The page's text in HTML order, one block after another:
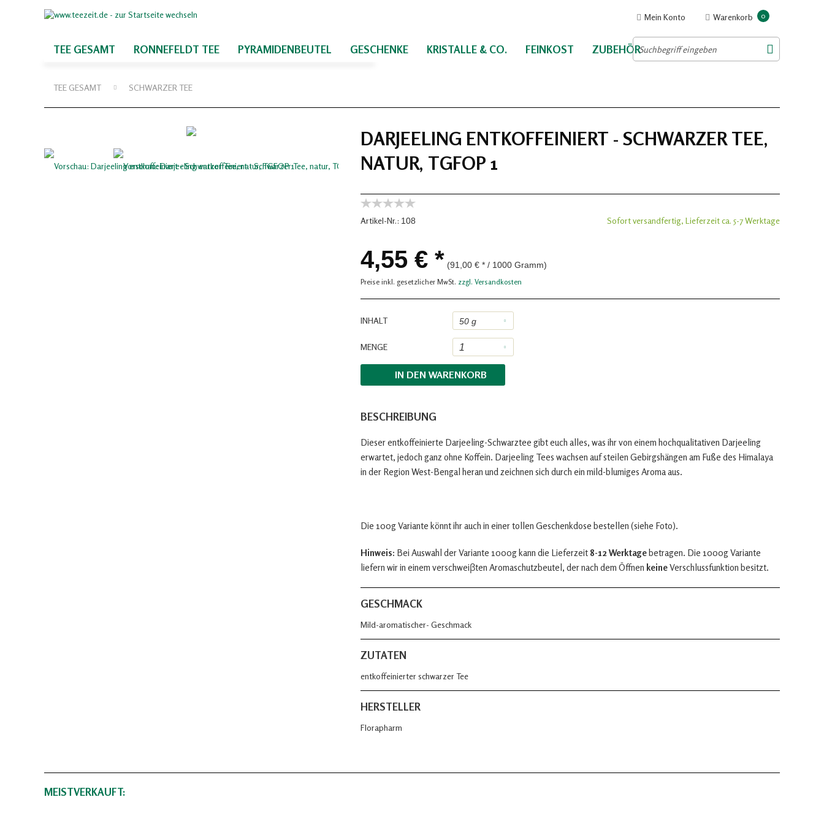
Warenkorb 0
Mein Konto
TEE GESAMT RONNEFELDT TEE PYRAMIDENBEUTEL GESCHENKE KRISTALLE & CO. FEINKOST ZUBEHÖR
TEE GESAMT SCHWARZER TEE
DARJEELING ENTKOFFEINIERT - SCHWARZER TEE,
NATUR, TGFOP 1
Artikel-Nr.: 108 Sofort versandfertig, Lieferzeit ca. 5-7 Werktage
4,55 € * (91,00 € * / 1000 Gramm)
Preise inkl. gesetzlicher MwSt. zzgl. Versandkosten
INHALT
MENGE
IN DEN WARENKORB
BESCHREIBUNG
Dieser entkoffeinierte Darjeeling-Schwarztee gibt euch alles, was ihr von einem hochqualitativen Darjeeling
erwartet, jedoch ganz ohne Koffein. Darjeeling Tees wachsen auf steilen Gebirgshängen am Fuße des Himalaya
in der Region West-Bengal heran und zeichnen sich durch ein mild-blumiges Aroma aus.
Die 100g Variante könnt ihr auch in einer tollen Geschenkdose bestellen (siehe Foto).
Hinweis: Bei Auswahl der Variante 1000g kann die Lieferzeit 8-12 Werktagebetragen. Die 1000g Variante
liefern wir in einem verschweiβten Aromaschutzbeutel, der nach dem Öffnen keineVerschlussfunktion besitzt.
GESCHMACK
Mild-aromatischer- Geschmack
ZUTATEN
entkoffeinierter schwarzer Tee
HERSTELLER
Florapharm
MEISTVERKAUFT: